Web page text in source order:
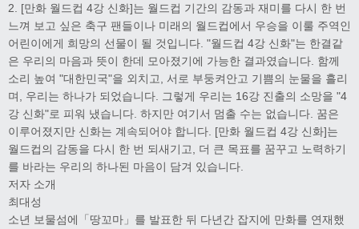
2. [만화 월드컵 4강 신화]는 월드컵 기간의 감동과 재미를 다시 한 번
느껴 보고 싶은 축구 팬들이나 미래의 월드컵에서 우승을 이룰 주역인
어린이에게 희망의 선물이 될 것입니다. "월드컵 4강 신화"는 한결같
은 우리의 마음과 뜻이 한데 모아졌기에 가능한 결과였습니다. 함께
소리 높여 "대한민국"을 외치고, 서로 부둥켜안고 기쁨의 눈물을 흘리
며, 우리는 하나가 되었습니다. 그렇게 우리는 16강 진출의 소망을 "4
강 신화"로 피워 냈습니다. 하지만 여기서 멈출 수는 없습니다. 꿈은
이루어졌지만 신화는 계속되어야 합니다. [만화 월드컵 4강 신화]는
월드컵의 감동을 다시 한 번 되새기고, 더 큰 목표를 꿈꾸고 노력하기
를 바라는 우리의 하나된 마음이 담겨 있습니다.
저자 소개
최대성
소년 보물섬에「땅꼬마」를 발표한 뒤 다년간 잡지에 만화를 연재했